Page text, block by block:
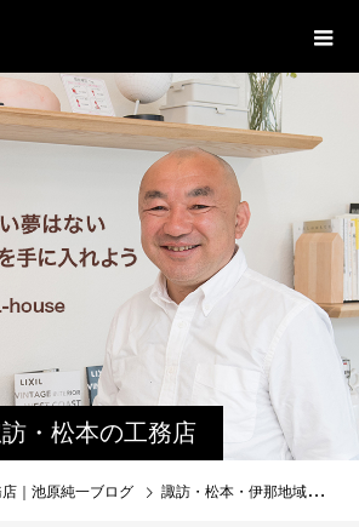
・松本の工務店
長ブログ｜家族
｜池原純一ブログ 諏訪・松本・伊那地域工務店が 凍結深度を守る理由